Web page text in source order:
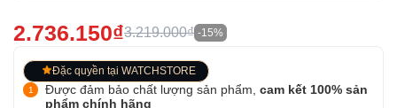
2.736.150₫3.219.000₫ -15%
Đặc quyền tại WATCHSTORE
Được đảm bảo chất lượng sản phẩm, cam kết 100% sản
phẩm chính hãng